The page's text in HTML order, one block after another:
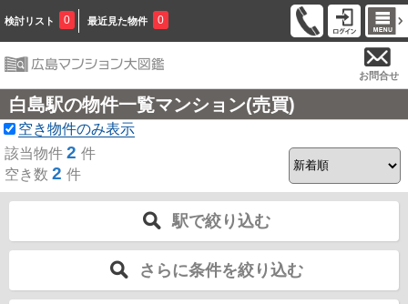
検討リスト 0 最近見た物件 0
お問合せ
白島駅の物件一覧マンション(売買)
空き物件のみ表示
該当物件 2 件
空き数 2 件
駅で絞り込む
さらに条件を絞り込む